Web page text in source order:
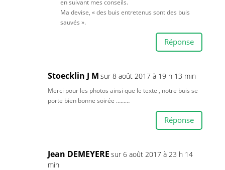
en suivant mes conseils.
Ma devise, « des buis entretenus sont des buis
sauvés ».
Réponse
Stoecklin J M sur 8 août 2017 à 19 h 13 min
Merci pour les photos ainsi que le texte , notre buis se
porte bien bonne soirée ………
Réponse
Jean DEMEYERE sur 6 août 2017 à 23 h 14
min